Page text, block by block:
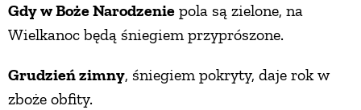
Gdy w Boże Narodzenie pola są zielone, na
Wielkanoc będą śniegiem przyprószone.
Grudzień zimny, śniegiem pokryty, daje rok w
zboże obfity.
ZRÓB TO SAM
PRZEPISY